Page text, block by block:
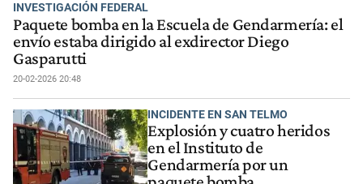
INVESTIGACIÓN FEDERAL
Paquete bomba en la Escuela de Gendarmería: el
envío estaba dirigido al exdirector Diego
Gasparutti
20-02-2026 20:48
INCIDENTE EN SAN TELMO
Explosión y cuatro heridos
en el Instituto de
Gendarmería por un